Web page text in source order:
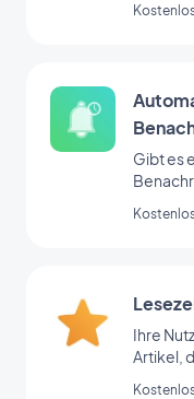
Gibt es
Ihre
Artikel,